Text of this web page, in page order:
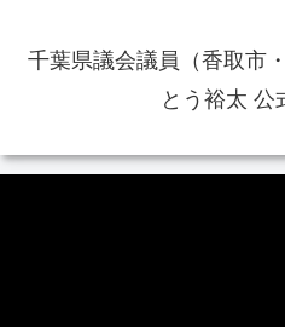
千葉県議会議員（香取市
とう裕太 公